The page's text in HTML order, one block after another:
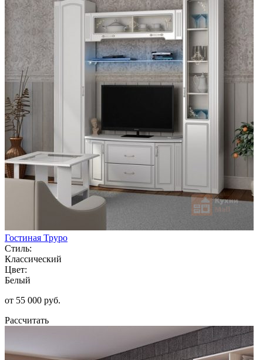
Гостиная Труро
Стиль:
Классический
Цвет:
Белый
от 55 000 руб.
Рассчитать